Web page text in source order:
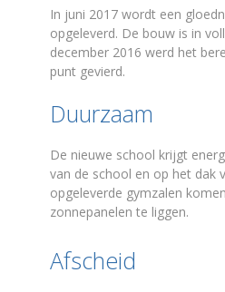
In juni 2017 wordt een
opgeleverd. De bouw is in
december 2016 werd het
punt gevierd.
Duurzaam
De nieuwe school krijgt
van de school en op het dak
opgeleverde gymzalen
zonnepanelen te liggen.
Afscheid